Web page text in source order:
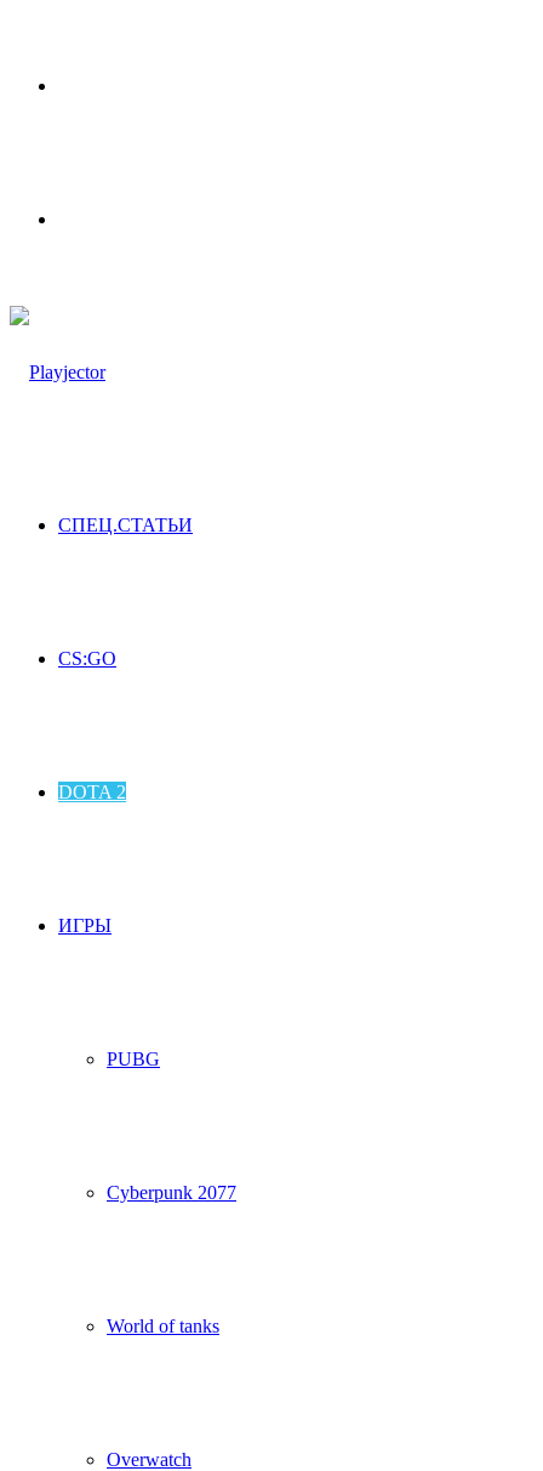
СПЕЦ.СТАТЬИ
CS:GO
DOTA 2
ИГРЫ
PUBG
Cyberpunk 2077
World of tanks
Overwatch